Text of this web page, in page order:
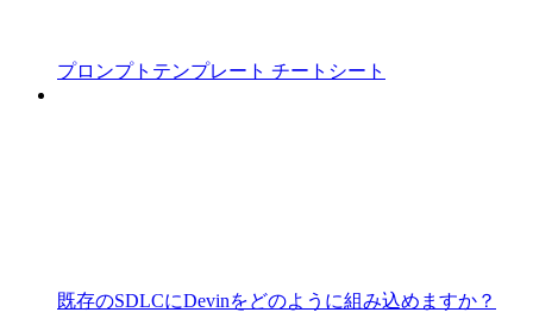
プロンプトテンプレート チートシート
既存のSDLCにDevinをどのように組み込めますか？